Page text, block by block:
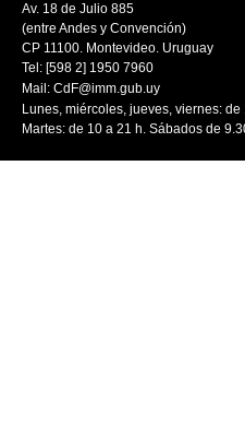
Av. 18 de Julio 885
(entre Andes y Convención)
CP 11100. Montevideo. Uruguay
Tel: [598 2] 1950 7960
Mail: CdF@imm.gub.uy
Lunes, miércoles, jueves, viernes: de
Martes: de 10 a 21 h. Sábados de